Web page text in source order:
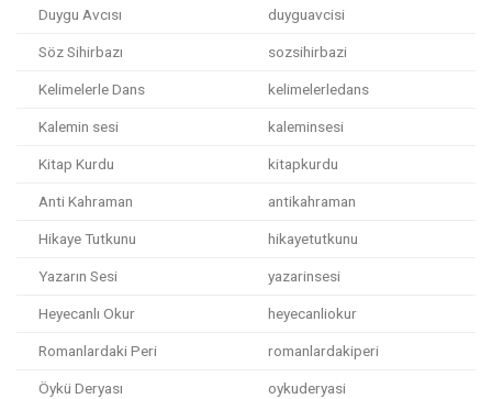
Duygu Avcısı duyguavcisi
Söz Sihirbazı sozsihirbazi
Kelimelerle Dans kelimelerledans
Kalemin sesi kaleminsesi
Kitap Kurdu kitapkurdu
Anti Kahraman antikahraman
Hikaye Tutkunu hikayetutkunu
Yazarın Sesi yazarinsesi
Heyecanlı Okur heyecanliokur
Romanlardaki Peri romanlardakiperi
Öykü Deryası oykuderyasi